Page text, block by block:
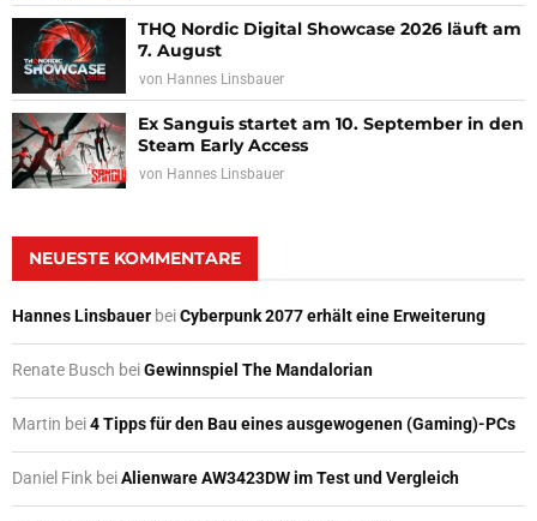
THQ Nordic Digital Showcase 2026 läuft am
7. August
von Hannes Linsbauer
Ex Sanguis startet am 10. September in den
Steam Early Access
von Hannes Linsbauer
NEUESTE KOMMENTARE
Hannes Linsbauer beiCyberpunk 2077 erhält eine Erweiterung
Renate Busch beiGewinnspiel The Mandalorian
Martin bei4 Tipps für den Bau eines ausgewogenen (Gaming)-PCs
Daniel Fink beiAlienware AW3423DW im Test und Vergleich